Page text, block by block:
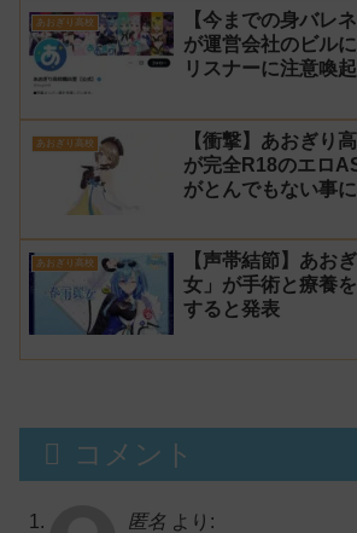
あおぎり高校
【今までの身バレ
が運営会社のビル
リスナーに注意喚起
あおぎり高校
【衝撃】あおぎり
が完全R18のエロ
がとんでもない事に
あおぎり高校
【声帯結節】あお
女」が手術と療養
すると発表
コメント
匿名 より: